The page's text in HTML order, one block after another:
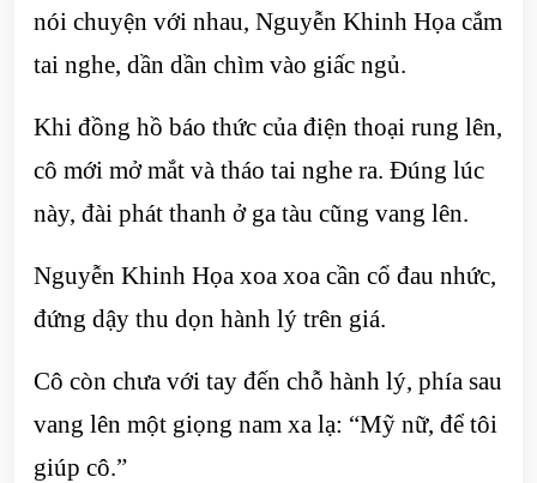
nói chuyện với nhau, Nguyễn Khinh Họa cắm
tai nghe, dần dần chìm vào giấc ngủ.
Khi đồng hồ báo thức của điện thoại rung lên,
cô mới mở mắt và tháo tai nghe ra. Đúng lúc
này, đài phát thanh ở ga tàu cũng vang lên.
Nguyễn Khinh Họa xoa xoa cần cổ đau nhức,
đứng dậy thu dọn hành lý trên giá.
Cô còn chưa với tay đến chỗ hành lý, phía sau
vang lên một giọng nam xa lạ: “Mỹ nữ, để tôi
giúp cô.”